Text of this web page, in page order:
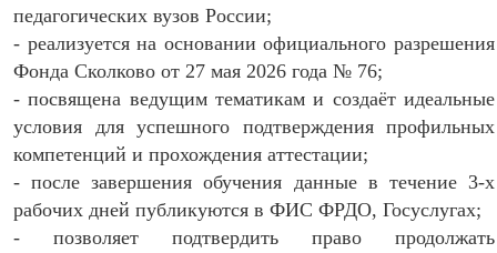
педагогических вузов России;
- реализуется на основании официального разрешения
Фонда Сколково от 27 мая 2026 года № 76;
- посвящена ведущим тематикам и создаёт идеальные
условия для успешного подтверждения профильных
компетенций и прохождения аттестации;
- после завершения обучения данные в течение 3-х
рабочих дней публикуются в ФИС ФРДО, Госуслугах;
- позволяет подтвердить право продолжать